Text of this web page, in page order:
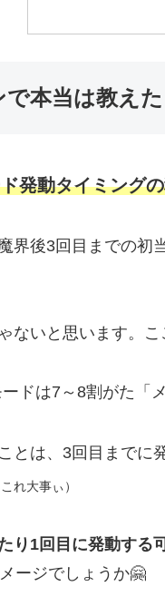
で本当は教え
発動タイミング
界後3回目までの初
ないと思います。
ドは7～8割がた「
とは、3回目までに
これ大事ぃ）
り1回目に発動する
ージでしょうか🤗